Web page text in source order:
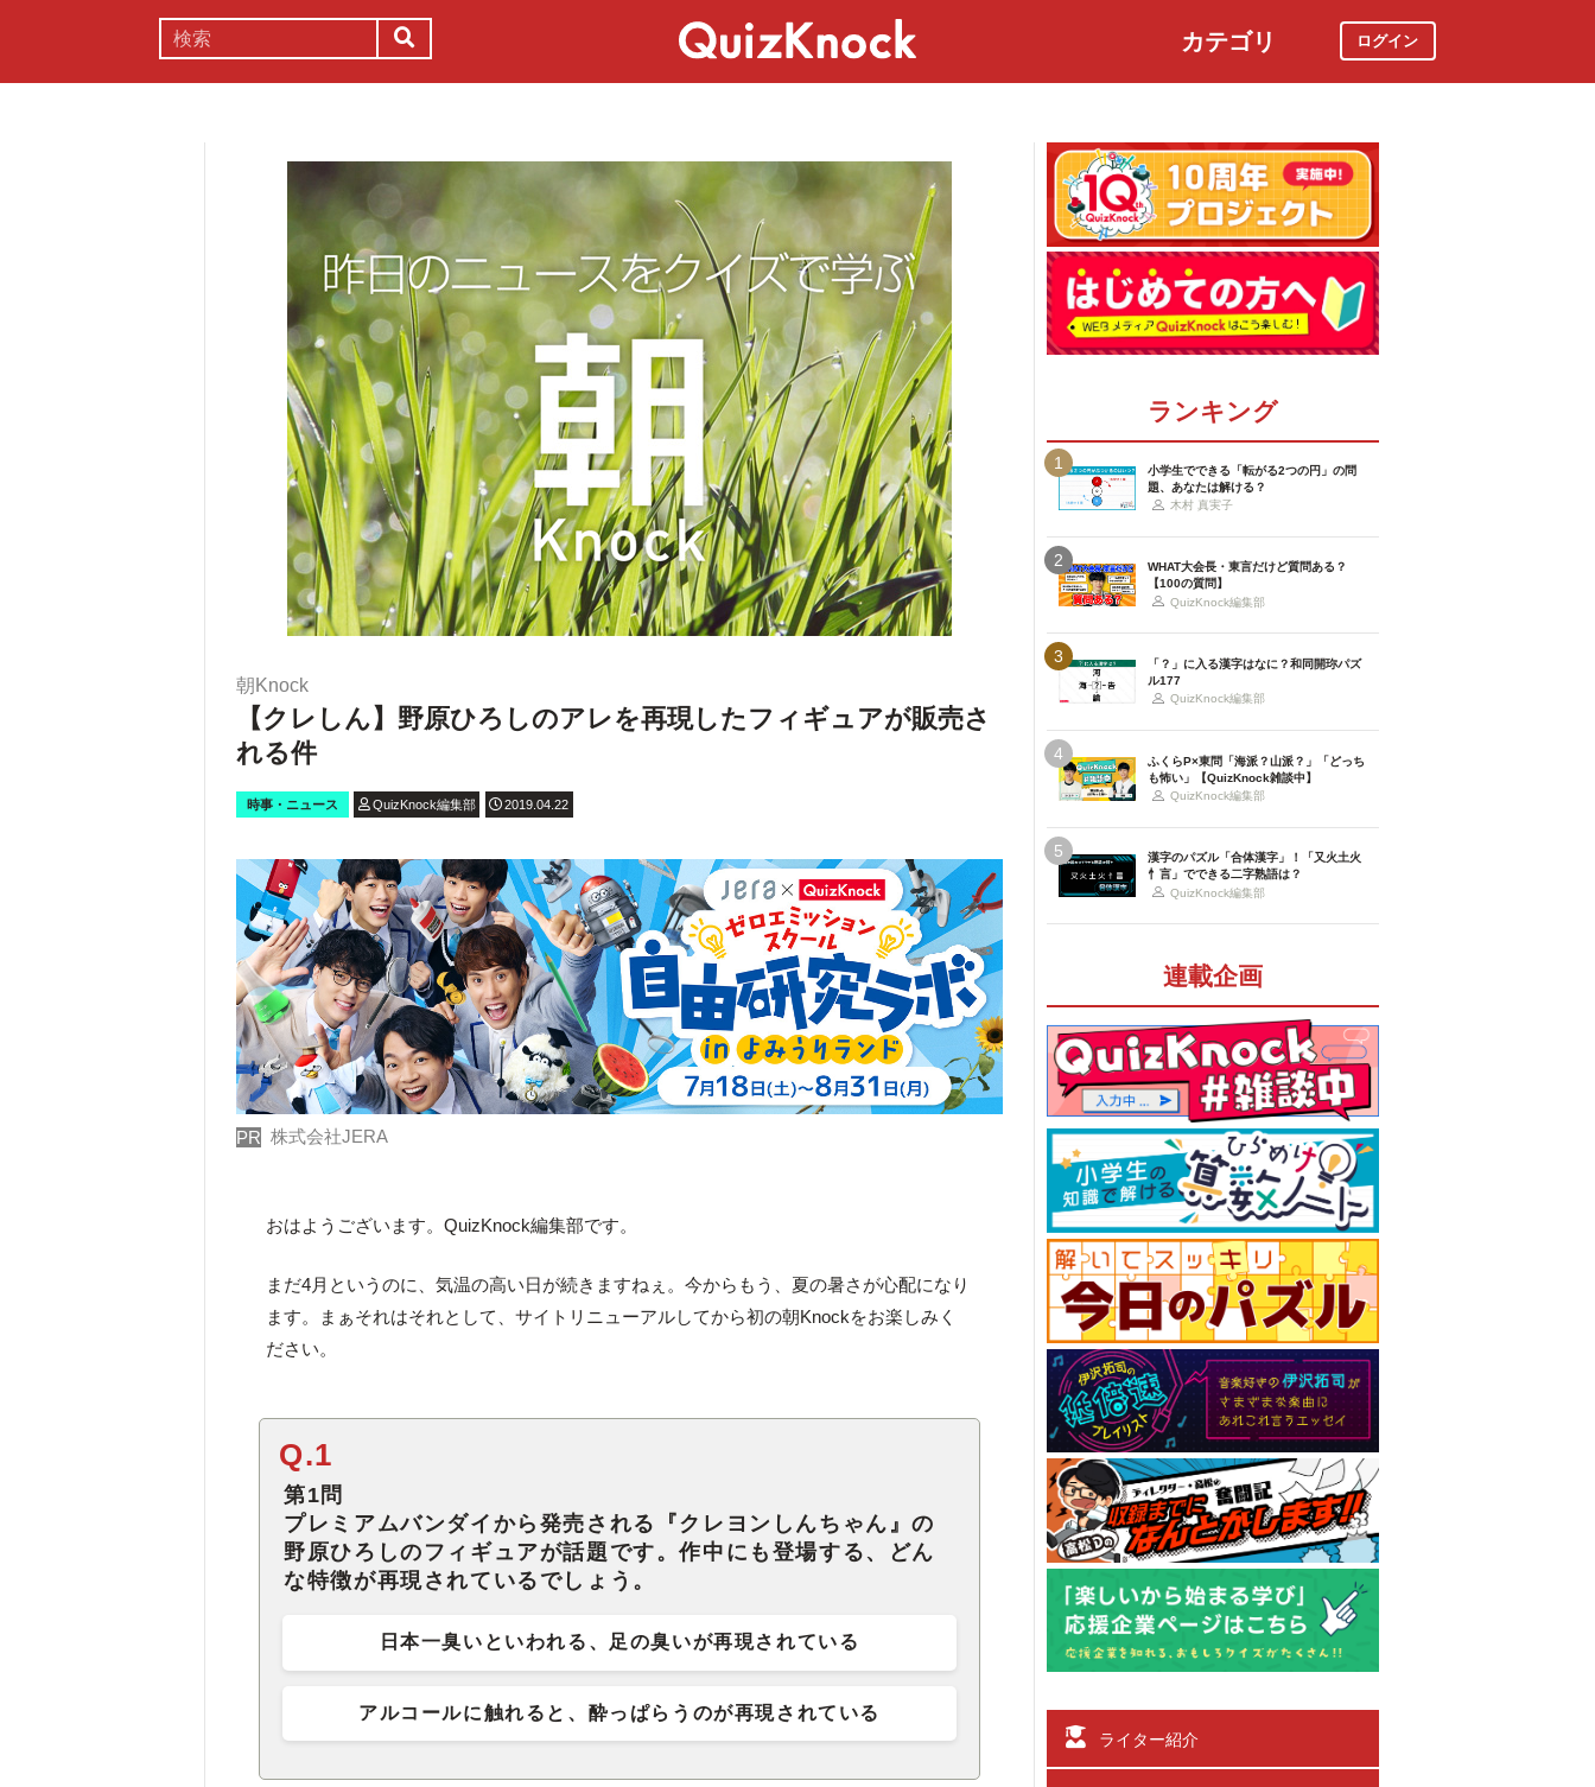
カテゴリ ログイン
朝Knock
【クレしん】野原ひろしのアレを再現したフィギュアが販売さ
れる件
時事・ニュース QuizKnock編集部 2019.04.22
PR 株式会社JERA
おはようございます。QuizKnock編集部です。
まだ4月というのに、気温の高い日が続きますねぇ。今からもう、夏の暑さが心配になり
ます。まぁそれはそれとして、サイトリニューアルしてから初の朝Knockをお楽しみく
ださい。
Q.1
第1問
プレミアムバンダイから発売される『クレヨンしんちゃん』の
野原ひろしのフィギュアが話題です。作中にも登場する、どん
な特徴が再現されているでしょう。
日本一臭いといわれる、足の臭いが再現されている
アルコールに触れると、酔っぱらうのが再現されている
ランキング
1
小学生でできる「転がる2つの円」の問
題、あなたは解ける？
木村 真実子
2
WHAT大会長・東言だけど質問ある？
【100の質問】
QuizKnock編集部
3
「？」に入る漢字はなに？和同開珎パズ
ル177
QuizKnock編集部
4
ふくらP×東問「海派？山派？」「どっち
も怖い」【QuizKnock雑談中】
QuizKnock編集部
5
漢字のパズル「合体漢字」！「又火土火
忄言」でできる二字熟語は？
QuizKnock編集部
連載企画
ライター紹介